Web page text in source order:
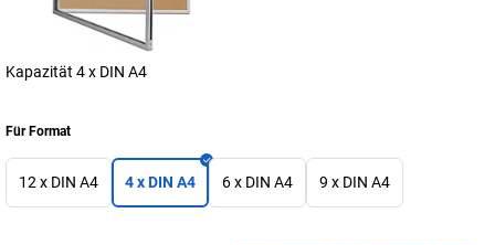
Kapazität 4 x DIN A4
Für Format
12 x DIN A4 4 x DIN A4 6 x DIN A4 9 x DIN A4